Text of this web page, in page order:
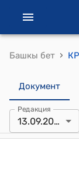
Башкы бет ›
Документ
Редакция
13.09.2023